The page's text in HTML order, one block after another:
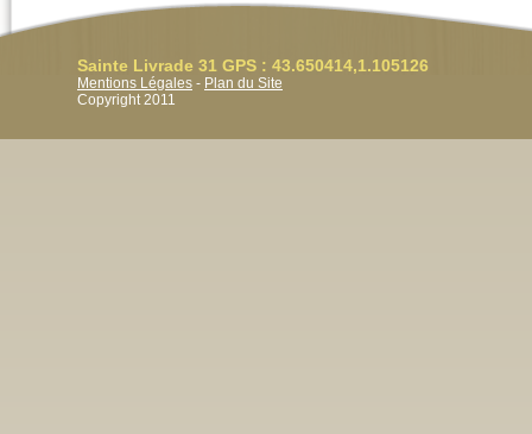
Sainte Livrade 31 GPS : 43.650414,1.105126
Mentions Légales - Plan du Site
Copyright 2011